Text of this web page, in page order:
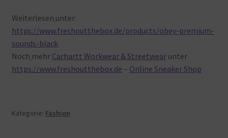
Weiterlesen unter:
https://www.freshoutthebox.de/products/obey-premium-
sounds-black
Noch mehr Carhartt Workwear & Streetwearunter
https://www.freshoutthebox.de – Online Sneaker Shop
Kategorie: Fashion